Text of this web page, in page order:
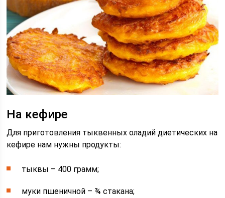
На кефире
Для приготовления тыквенных оладий диетических на
кефире нам нужны продукты:
тыквы – 400 грамм;
муки пшеничной – ¾ стакана;